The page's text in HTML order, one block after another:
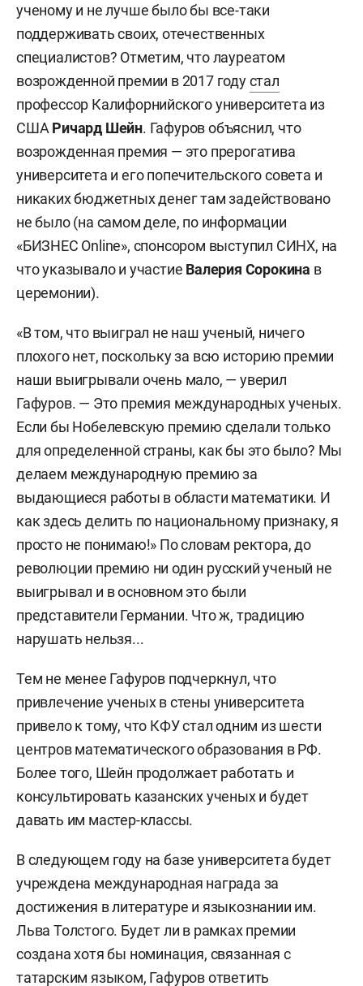
ученому и не лучше было бы все-таки
поддерживать своих, отечественных
специалистов? Отметим, что лауреатом
возрожденной премии в 2017 годустал
профессор Калифорнийского университета из
США Ричард Шейн. Гафуров объяснил, что
возрожденная премия — это прерогатива
университета и его попечительского совета и
никаких бюджетных денег там задействовано
не было (на самом деле, по информации
«БИЗНЕС Online», спонсором выступил СИНХ, на
что указывало и участие Валерия Сорокина в
церемонии).
«В том, что выиграл не наш ученый, ничего
плохого нет, поскольку за всю историю премии
наши выигрывали очень мало, — уверил
Гафуров. — Это премия международных ученых.
Если бы Нобелевскую премию сделали только
для определенной страны, как бы это было? Мы
делаем международную премию за
выдающиеся работы в области математики. И
как здесь делить по национальному признаку, я
просто не понимаю!» По словам ректора, до
революции премию ни один русский ученый не
выигрывал и в основном это были
представители Германии. Что ж, традицию
нарушать нельзя...
Тем не менее Гафуров подчеркнул, что
привлечение ученых в стены университета
привело к тому, что КФУ стал одним из шести
центров математического образования в РФ.
Более того, Шейн продолжает работать и
консультировать казанских ученых и будет
давать им мастер-классы.
В следующем году на базе университета будет
учреждена международная награда за
достижения в литературе и языкознании им.
Льва Толстого. Будет ли в рамках премии
создана хотя бы номинация, связанная с
татарским языком, Гафуров ответить